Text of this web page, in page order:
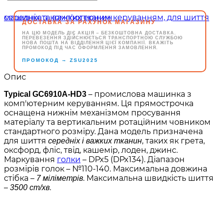
ДОСТАВКА ЗА РАХУНОК МАГАЗИНУ
НА ЦЮ МОДЕЛЬ ДІЄ АКЦІЯ – БЕЗКОШТОВНА ДОСТАВКА.
ПЕРЕВЕЗЕННЯ ЗДІЙСНЮЄТЬСЯ ТРАНСПОРТНОЮ СЛУЖБОЮ
НОВА ПОШТА НА ВІДДІЛЕННЯ ЦІЄЇ КОМПАНІЇ. ВКАЖІТЬ
ПРОМОКОД ПІД ЧАС ОФОРМЛЕННЯ ЗАМОВЛЕННЯ.
ПРОМОКОД → ZSU2025
Опис
Typical GC6910A-HD3 – промислова машинка з
комп'ютерним керуванням. Ця прямострочка
оснащена нижнім механізмом просування
матеріалу та вертикальним ротаційним човником
стандартного розміру. Дана модель призначена
для шиття середніх і важких тканин, таких як грета,
оксфорд, фліс, твід, кашемір, лоден, джинс.
Маркування голки – DPx5 (DPx134). Діапазон
розмірів голок – №110-140. Максимальна довжина
стібка – 7 міліметрів. Максимальна швидкість шиття
– 3500 ст/хв.